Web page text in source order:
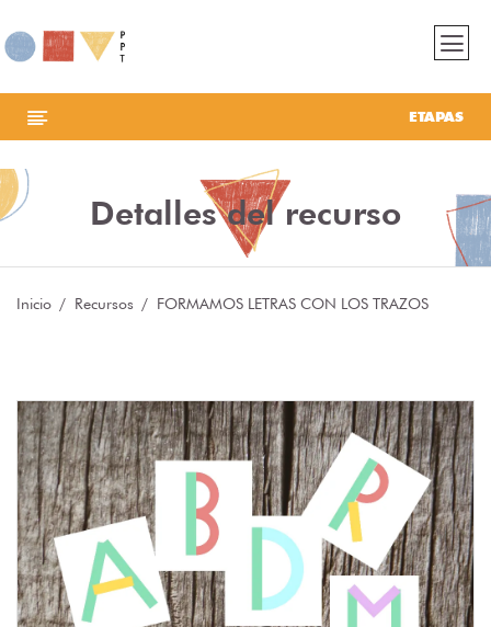
ETAPAS
Detalles del recurso
Inicio Recursos FORMAMOS LETRAS CON LOS TRAZOS